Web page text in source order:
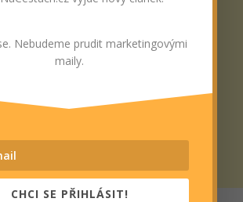
Nebudeme prudit marketingovými
maily.
CHCI SE PŘIHLÁSIT!